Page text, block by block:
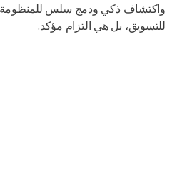
للتسويق، بل هي التزام مؤكد.